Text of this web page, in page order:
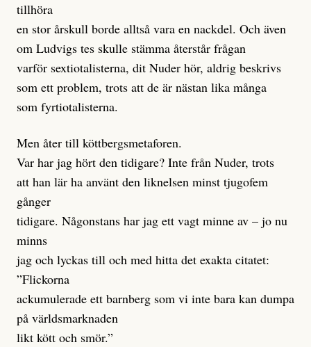
tillhöra
en stor årskull borde alltså vara en nackdel. Och även
om Ludvigs tes skulle stämma återstår frågan
varför sextiotalisterna, dit Nuder hör, aldrig beskrivs
som ett problem, trots att de är nästan lika många
som fyrtiotalisterna.
Men åter till köttbergsmetaforen.
Var har jag hört den tidigare? Inte från Nuder, trots
att han lär ha använt den liknelsen minst tjugofem
gånger
tidigare. Någonstans har jag ett vagt minne av – jo nu
minns
jag och lyckas till och med hitta det exakta citatet:
”Flickorna
ackumulerade ett barnberg som vi inte bara kan dumpa
på världsmarknaden
likt kött och smör.”